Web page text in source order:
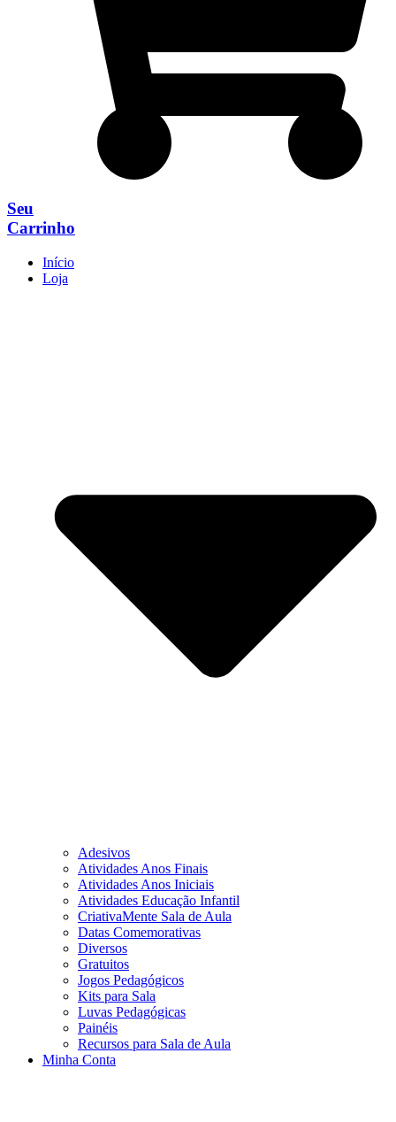
Seu
Carrinho
Início
Loja
Adesivos
Atividades Anos Finais
Atividades Anos Iniciais
Atividades Educação Infantil
CriativaMente Sala de Aula
Datas Comemorativas
Diversos
Gratuitos
Jogos Pedagógicos
Kits para Sala
Luvas Pedagógicas
Painéis
Recursos para Sala de Aula
Minha Conta